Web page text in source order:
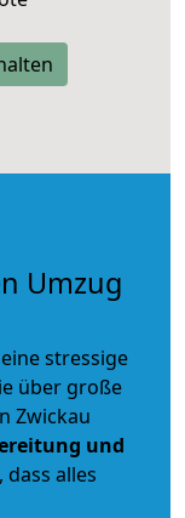
Umzug
stressige
über große
Zwickau
und
alles